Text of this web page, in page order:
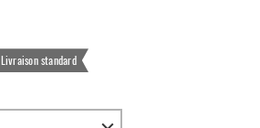
Livraison standard